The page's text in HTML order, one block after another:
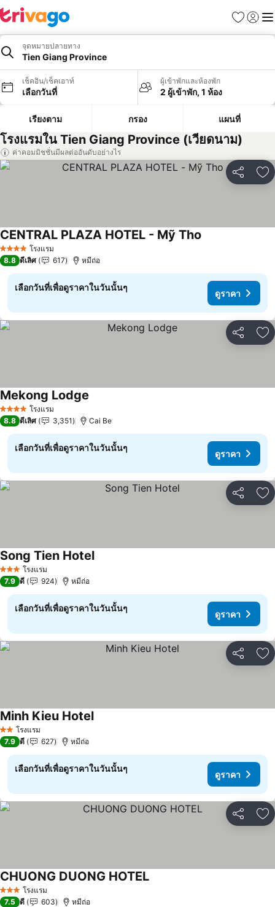
รายการโป
เข้าสู่ร
เมนู
จุดหมายปลายทาง
Tien Giang Province
เช็คอิน/เช็คเอาท์
เลือกวันที่
ผู้เข้าพักและห้องพัก
2 ผู้เข้าพัก, 1 ห้อง
เรียงตาม กรอง แผนที่
โรงแรมใน Tien Giang Province (เวียดนาม)
ค่าคอมมิชชั่นมีผลต่ออันดับอย่างไร
แชร์ เ
4 ดาว โรงแรม
CENTRAL PLAZA HOTEL - Mỹ Tho
8.8 ดีเลิศ 617 หมีถ่อ
เลือกวันที่เพื่อดูราคาในวันนั้นๆ
ดูราคา
แชร์ เ
4 ดาว โรงแรม
Mekong Lodge
8.8 ดีเลิศ 3,351 Cai Be
เลือกวันที่เพื่อดูราคาในวันนั้นๆ
ดูราคา
แชร์ เ
3 ดาว โรงแรม
Song Tien Hotelดูราคา
7.9 ดี 924 หมีถ่อ
เลือกวันที่เพื่อดูราคาในวันนั้นๆ
ดูราคา
แชร์ เ
2 ดาวโรงแรม
Minh Kieu Hotelดูราคา
7.9 ดี 627 หมีถ่อ
เลือกวันที่เพื่อดูราคาในวันนั้นๆ
ดูราคา
แชร์ เ
3 ดาว โรงแรม
CHUONG DUONG HOTELดูราคา
7.5 ดี 603 หมีถ่อ